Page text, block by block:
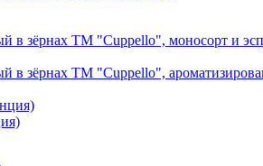
в зёрнах ТМ "Cuppello", моносорт и
в зёрнах ТМ "Cuppello",